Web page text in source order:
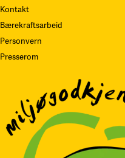
Kontakt
Bærekraftsarbeid
Personvern
Presserom